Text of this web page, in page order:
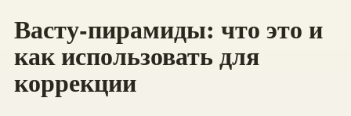
Васту-пирамиды: что это и
как использовать для
коррекции